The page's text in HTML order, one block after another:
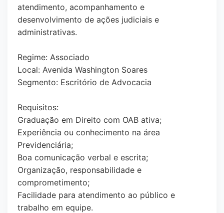
atendimento, acompanhamento e
desenvolvimento de ações judiciais e
administrativas.
Regime: Associado
Local: Avenida Washington Soares
Segmento: Escritório de Advocacia
Requisitos:
Graduação em Direito com OAB ativa;
Experiência ou conhecimento na área
Previdenciária;
Boa comunicação verbal e escrita;
Organização, responsabilidade e
comprometimento;
Facilidade para atendimento ao público e
trabalho em equipe.